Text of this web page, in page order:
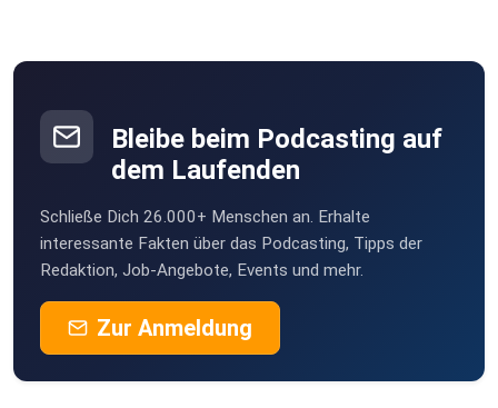
Bleibe beim Podcasting auf
dem Laufenden
Schließe Dich 26.000+ Menschen an. Erhalte
interessante Fakten über das Podcasting, Tipps der
Redaktion, Job-Angebote, Events und mehr.
Zur Anmeldung